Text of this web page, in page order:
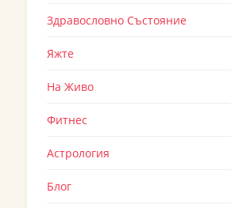
Здравословно Състояние
Яжте
На Живо
Фитнес
Астрология
Блог